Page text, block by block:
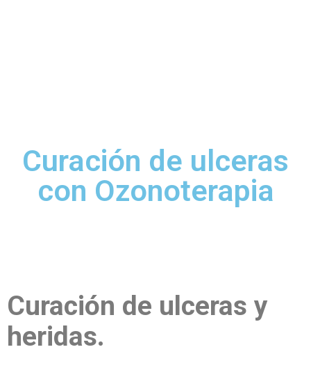
Curación de ulceras
con Ozonoterapia
Curación de ulceras y
heridas.